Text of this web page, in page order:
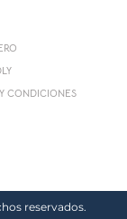
CONDICIONES
reservados.